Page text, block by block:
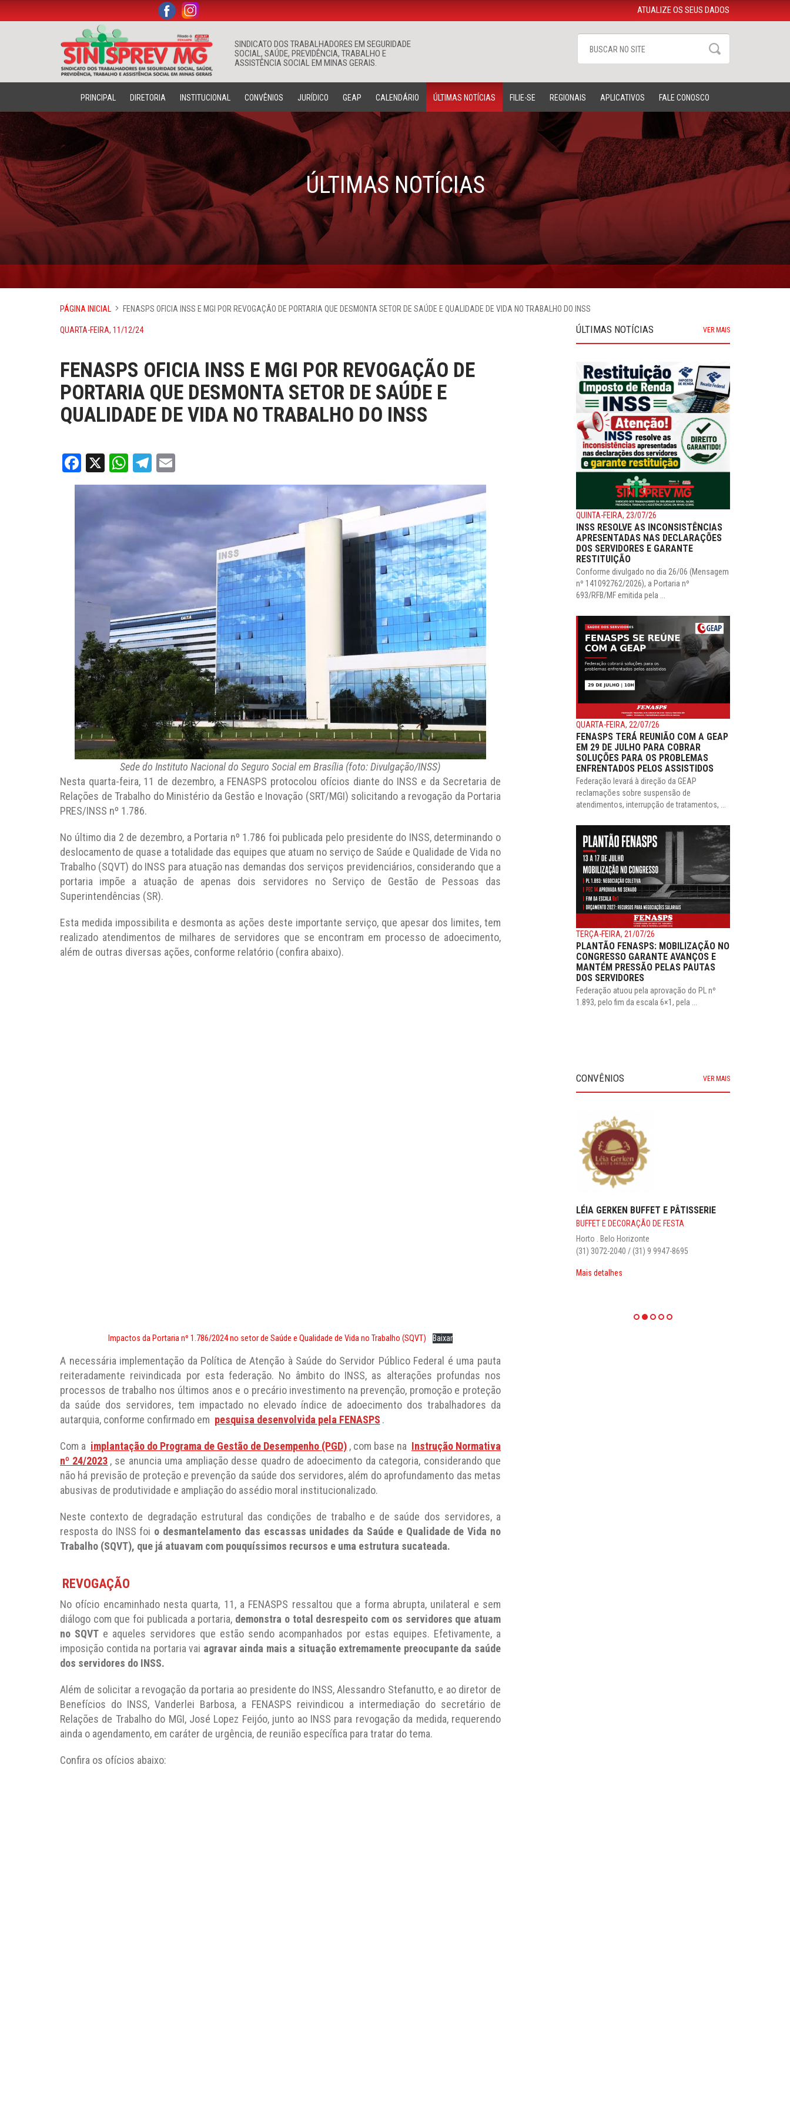
SINDICATO DOS TRABALHADORES EM SEGURIDADE
SOCIAL, SAÚDE, PREVIDÊNCIA, TRABALHO E
ASSISTÊNCIA SOCIAL EM MINAS GERAIS.
Buscar
. . ATUALIZE OS SEUS DADOS
PRINCIPAL DIRETORIA INSTITUCIONAL CONVÊNIOS JURÍDICO GEAP CALENDÁRIO ÚLTIMAS NOTÍCIAS FILIE-SE REGIONAIS APLICATIVOS FALE CONOSCO
ÚLTIMAS NOTÍCIAS
PÁGINA INICIAL FENASPS OFICIA INSS E MGI POR REVOGAÇÃO DE PORTARIA QUE DESMONTA SETOR DE SAÚDE E QUALIDADE DE VIDA NO TRABALHO DO INSS
QUARTA-FEIRA, 11/12/24
FENASPS OFICIA INSS E MGI POR REVOGAÇÃO DE
PORTARIA QUE DESMONTA SETOR DE SAÚDE E
QUALIDADE DE VIDA NO TRABALHO DO INSS
Facebook
X WhatsApp
Telegram
Sede do Instituto Nacional do Seguro Social em Brasília (foto: Divulgação/INSS)
Nesta quarta-feira, 11 de dezembro, a FENASPS protocolou ofícios diante do INSS e da Secretaria de
Relações de Trabalho do Ministério da Gestão e Inovação (SRT/MGI) solicitando a revogação da Portaria
PRES/INSS nº 1.786.
No último dia 2 de dezembro, a Portaria nº 1.786 foi publicada pelo presidente do INSS, determinando o
deslocamento de quase a totalidade das equipes que atuam no serviço de Saúde e Qualidade de Vida no
Trabalho (SQVT) do INSS para atuação nas demandas dos serviços previdenciários, considerando que a
portaria impõe a atuação de apenas dois servidores no Serviço de Gestão de Pessoas das
Superintendências (SR).
Esta medida impossibilita e desmonta as ações deste importante serviço, que apesar dos limites, tem
realizado atendimentos de milhares de servidores que se encontram em processo de adoecimento,
além de outras diversas ações, conforme relatório (confira abaixo).
Impactos da Portaria nº 1.786/2024 no setor de Saúde e Qualidade de Vida no Trabalho (SQVT) Baixar
A necessária implementação da Política de Atenção à Saúde do Servidor Público Federal é uma pauta
reiteradamente reivindicada por esta federação. No âmbito do INSS, as alterações profundas nos
processos de trabalho nos últimos anos e o precário investimento na prevenção, promoção e proteção
da saúde dos servidores, tem impactado no elevado índice de adoecimento dos trabalhadores da
autarquia, conforme confirmado em pesquisa desenvolvida pela FENASPS .
Com a implantação do Programa de Gestão de Desempenho (PGD) , com base na Instrução Normativa
nº 24/2023 , se anuncia uma ampliação desse quadro de adoecimento da categoria, considerando que
não há previsão de proteção e prevenção da saúde dos servidores, além do aprofundamento das metas
abusivas de produtividade e ampliação do assédio moral institucionalizado.
Neste contexto de degradação estrutural das condições de trabalho e de saúde dos servidores, a
resposta do INSS foi o desmantelamento das escassas unidades da Saúde e Qualidade de Vida no
Trabalho (SQVT), que já atuavam com pouquíssimos recursos e uma estrutura sucateada.
REVOGAÇÃO
No ofício encaminhado nesta quarta, 11, a FENASPS ressaltou que a forma abrupta, unilateral e sem
diálogo com que foi publicada a portaria, demonstra o total desrespeito com os servidores que atuam
no SQVT e aqueles servidores que estão sendo acompanhados por estas equipes. Efetivamente, a
imposição contida na portaria vai agravar ainda mais a situação extremamente preocupante da saúde
dos servidores do INSS.
Além de solicitar a revogação da portaria ao presidente do INSS, Alessandro Stefanutto, e ao diretor de
Benefícios do INSS, Vanderlei Barbosa, a FENASPS reivindicou a intermediação do secretário de
Relações de Trabalho do MGI, José Lopez Feijóo, junto ao INSS para revogação da medida, requerendo
ainda o agendamento, em caráter de urgência, de reunião específica para tratar do tema.
Confira os ofícios abaixo:
ÚLTIMAS NOTÍCIAS VER MAIS
QUINTA-FEIRA, 23/07/26
INSS RESOLVE AS INCONSISTÊNCIAS
APRESENTADAS NAS DECLARAÇÕES
DOS SERVIDORES E GARANTE
RESTITUIÇÃO
Conforme divulgado no dia 26/06 (Mensagem
nº 141092762/2026), a Portaria nº
693/RFB/MF emitida pela ...
QUARTA-FEIRA, 22/07/26
FENASPS TERÁ REUNIÃO COM A GEAP
EM 29 DE JULHO PARA COBRAR
SOLUÇÕES PARA OS PROBLEMAS
ENFRENTADOS PELOS ASSISTIDOS
Federação levará à direção da GEAP
reclamações sobre suspensão de
atendimentos, interrupção de tratamentos, ...
TERÇA-FEIRA, 21/07/26
PLANTÃO FENASPS: MOBILIZAÇÃO NO
CONGRESSO GARANTE AVANÇOS E
MANTÉM PRESSÃO PELAS PAUTAS
DOS SERVIDORES
Federação atuou pela aprovação do PL nº
1.893, pelo fim da escala 6×1, pela ...
CONVÊNIOS VER MAIS
LÉIA GERKEN BUFFET E PÂTISSERIE
BUFFET E DECORAÇÃO DE FESTA
Horto . Belo Horizonte
(31) 3072-2040 / (31) 9 9947-8695
Mais detalhes